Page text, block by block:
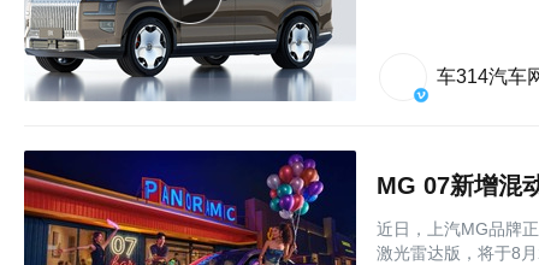
车314汽车
MG 07新增混
近日，上汽MG品牌
激光雷达版，将于8